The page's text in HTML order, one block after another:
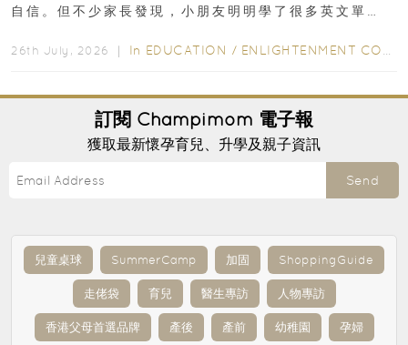
自信。但不少家長發現，小朋友明明學了很多英文單
26th July, 2026 ｜ In EDUCATION / ENLIGHTENMENT CORNER
訂閱 Champimom 電子報
獲取最新懷孕育兒、升學及親子資訊
Send
兒童桌球 SummerCamp 加固 ShoppingGuide
走佬袋 育兒 醫生專訪 人物專訪
香港父母首選品牌 產後 產前 幼稚園 孕婦